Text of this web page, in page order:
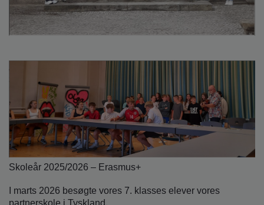
Skoleår 2025/2026 – Erasmus+
I marts 2026 besøgte vores 7. klasses elever vores
partnerskole i Tyskland.